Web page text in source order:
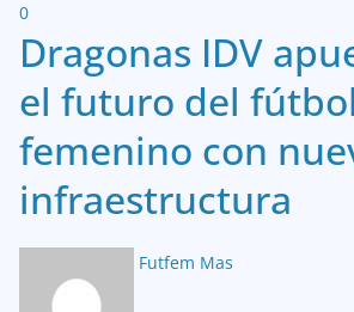
0
Dragonas IDV
el futuro del fútbol
femenino con
infraestructura
Futfem Mas